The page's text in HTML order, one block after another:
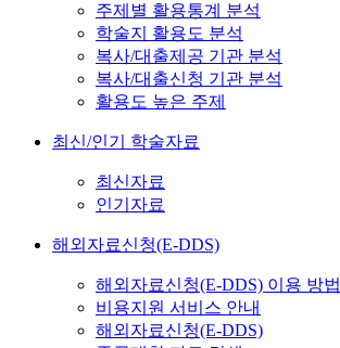
주제별 활용통계 분석
학술지 활용도 분석
복사/대출제공 기관 분석
복사/대출신청 기관 분석
활용도 높은 주제
최신/인기 학술자료
최신자료
인기자료
해외자료신청(E-DDS)
해외자료신청(E-DDS) 이용 방법
비용지원 서비스 안내
해외자료신청(E-DDS)